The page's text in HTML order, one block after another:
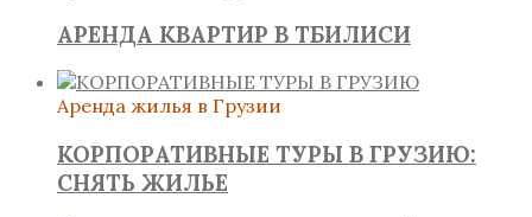
АРЕНДА КВАРТИР В ТБИЛИСИ
Аренда жилья в Грузии
КОРПОРАТИВНЫЕ ТУРЫ В ГРУЗИЮ:
СНЯТЬ ЖИЛЬЕ